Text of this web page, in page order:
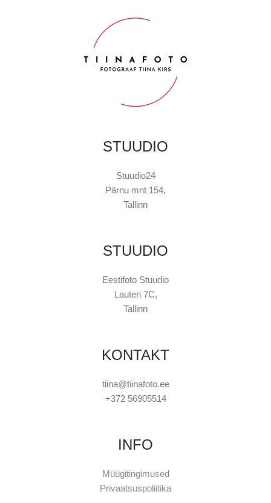
STUUDIO
Stuudio24
Pärnu mnt 154,
Tallinn
STUUDIO
Eestifoto Stuudio
Lauteri 7C,
Tallinn
KONTAKT
tiina@tiinafoto.ee
+372 56905514
INFO
Müügitingimused
Privaatsuspoliitika